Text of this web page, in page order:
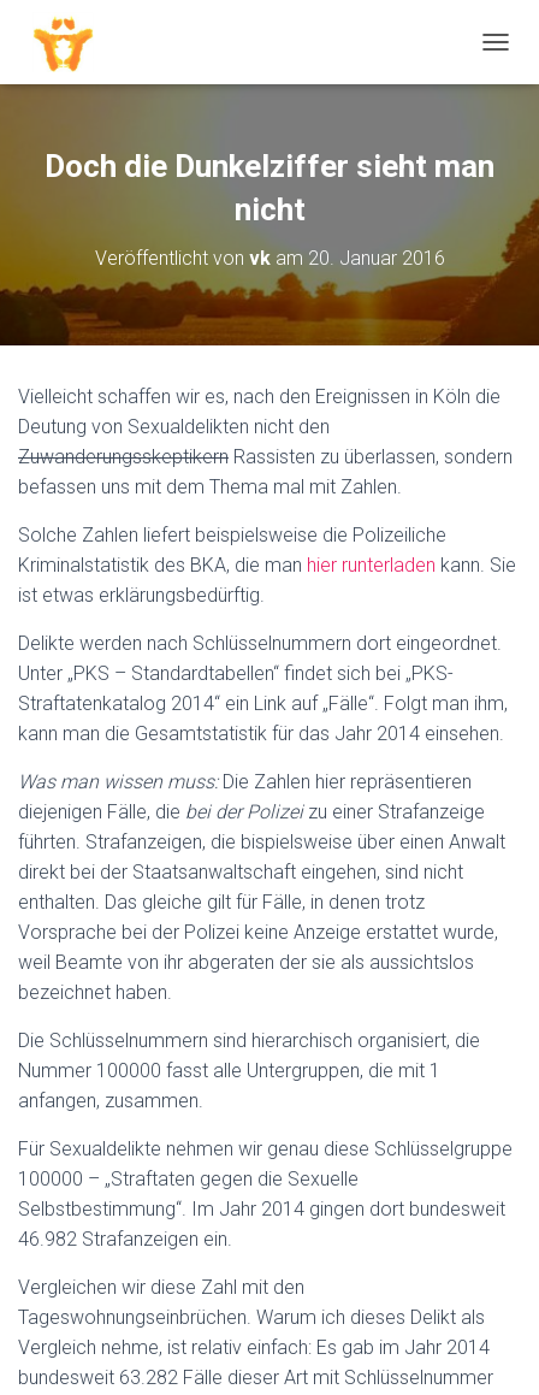
A
N
A
T
Doch die Dunkelziffer sieht man
nicht
Veröffentlicht von vkam 20. Januar 2016
Vielleicht schaffen wir es, nach den Ereignissen in Köln die
Deutung von Sexualdelikten nicht den
Zuwanderungsskeptikern Rassisten zu überlassen, sondern
befassen uns mit dem Thema mal mit Zahlen.
Solche Zahlen liefert beispielsweise die Polizeiliche
Kriminalstatistik des BKA, die man hier runterladen kann. Sie
ist etwas erklärungsbedürftig.
Delikte werden nach Schlüsselnummern dort eingeordnet.
Unter „PKS – Standardtabellen“ findet sich bei „PKS-
Straftatenkatalog 2014“ ein Link auf „Fälle“. Folgt man ihm,
kann man die Gesamtstatistik für das Jahr 2014 einsehen.
Was man wissen muss:Die Zahlen hier repräsentieren
diejenigen Fälle, die bei der Polizeizu einer Strafanzeige
führten. Strafanzeigen, die bispielsweise über einen Anwalt
direkt bei der Staatsanwaltschaft eingehen, sind nicht
enthalten. Das gleiche gilt für Fälle, in denen trotz
Vorsprache bei der Polizei keine Anzeige erstattet wurde,
weil Beamte von ihr abgeraten der sie als aussichtslos
bezeichnet haben.
Die Schlüsselnummern sind hierarchisch organisiert, die
Nummer 100000 fasst alle Untergruppen, die mit 1
anfangen, zusammen.
Für Sexualdelikte nehmen wir genau diese Schlüsselgruppe
100000 – „Straftaten gegen die Sexuelle
Selbstbestimmung“. Im Jahr 2014 gingen dort bundesweit
46.982 Strafanzeigen ein.
Vergleichen wir diese Zahl mit den
Tageswohnungseinbrüchen. Warum ich dieses Delikt als
Vergleich nehme, ist relativ einfach: Es gab im Jahr 2014
bundesweit 63.282 Fälle dieser Art mit Schlüsselnummer